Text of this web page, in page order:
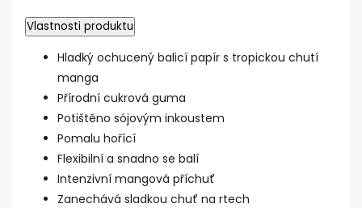
Vlastnosti produktu
Hladký ochucený balicí papír s tropickou chutí
manga
Přírodní cukrová guma
Potištěno sójovým inkoustem
Pomalu hořící
Flexibilní a snadno se balí
Intenzivní mangová příchuť
Zanechává sladkou chuť na rtech